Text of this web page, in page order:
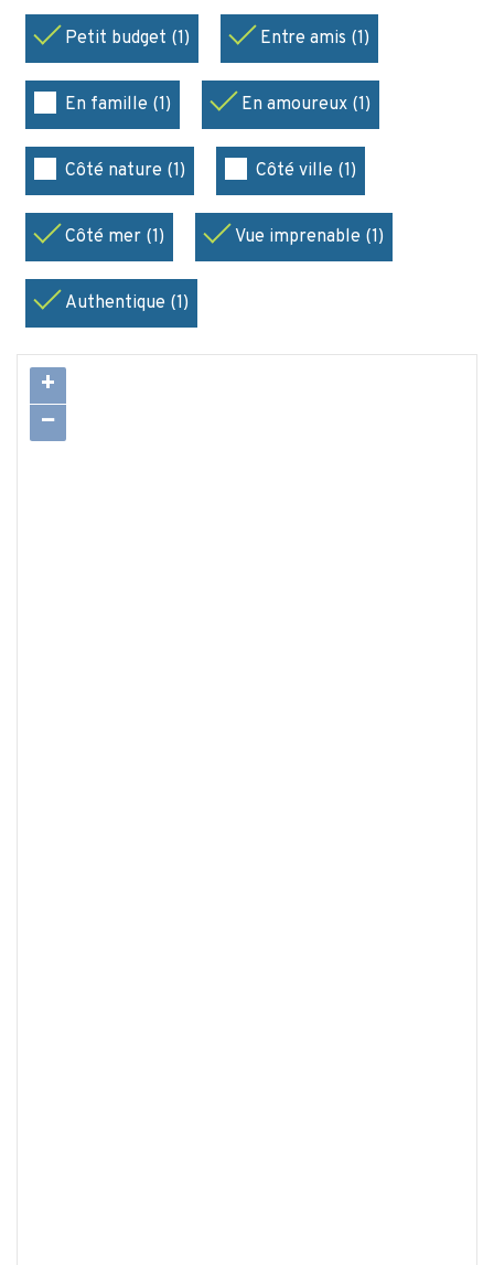
Petit budget (1) Entre amis (1)
En famille (1) En amoureux (1)
Côté nature (1) Côté ville (1)
Côté mer (1) Vue imprenable (1)
Authentique (1)
+
−